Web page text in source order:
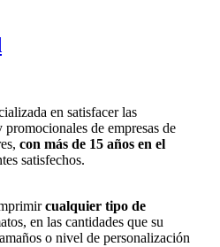
en satisfacer las
de empresas de
con más de 15 años en el
satisfechos.
cualquier tipo de
en las cantidades que su
o nivel de personalización